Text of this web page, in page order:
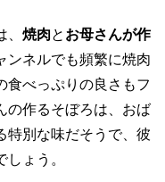
焼肉と お母さんが作
ンネルでも頻繁に焼肉
食べっぷりの良さもフ
の作るそぼろは、おば
特別な味だそうで、彼
ょう。